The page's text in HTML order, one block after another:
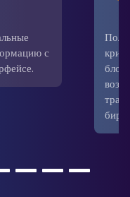
с